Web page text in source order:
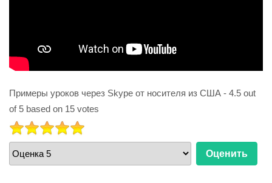
Примеры уроков через Skype от носителя из США - 4.5 out
of 5 based on 15 votes
РЕЙТИНГ:
5
/5
Пожалуйста,
оцените